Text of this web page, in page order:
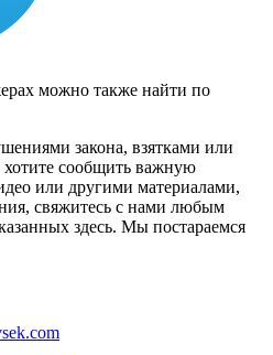
можно также найти по
закона, взятками или
хотите сообщить важную
или другими материалами,
свяжитесь с нами любым
здесь. Мы постараемся